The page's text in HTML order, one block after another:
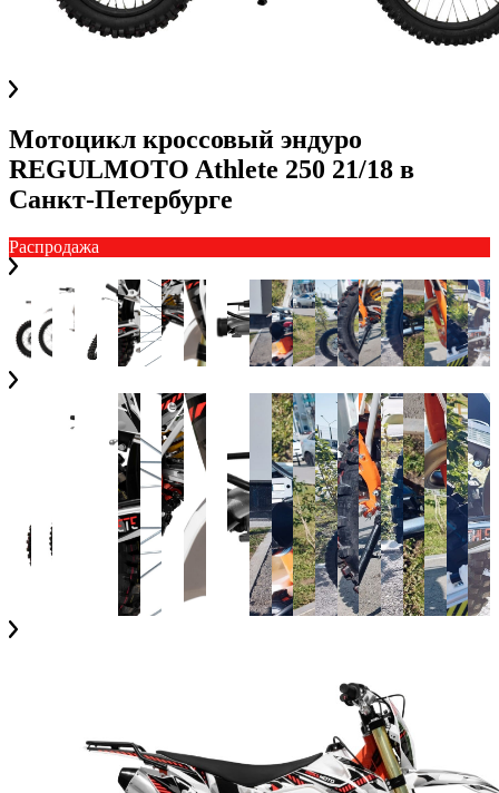
Мотоцикл кроссовый эндуро
REGULMOTO Athlete 250 21/18 в
Санкт-Петербурге
Распродажа